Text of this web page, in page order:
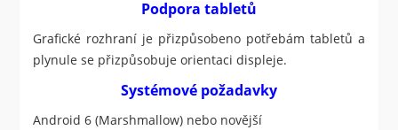
Podpora tabletů
Grafické rozhraní je přizpůsobeno potřebám tabletů a
plynule se přizpůsobuje orientaci displeje.
Systémové požadavky
Android 6 (Marshmallow) nebo novější